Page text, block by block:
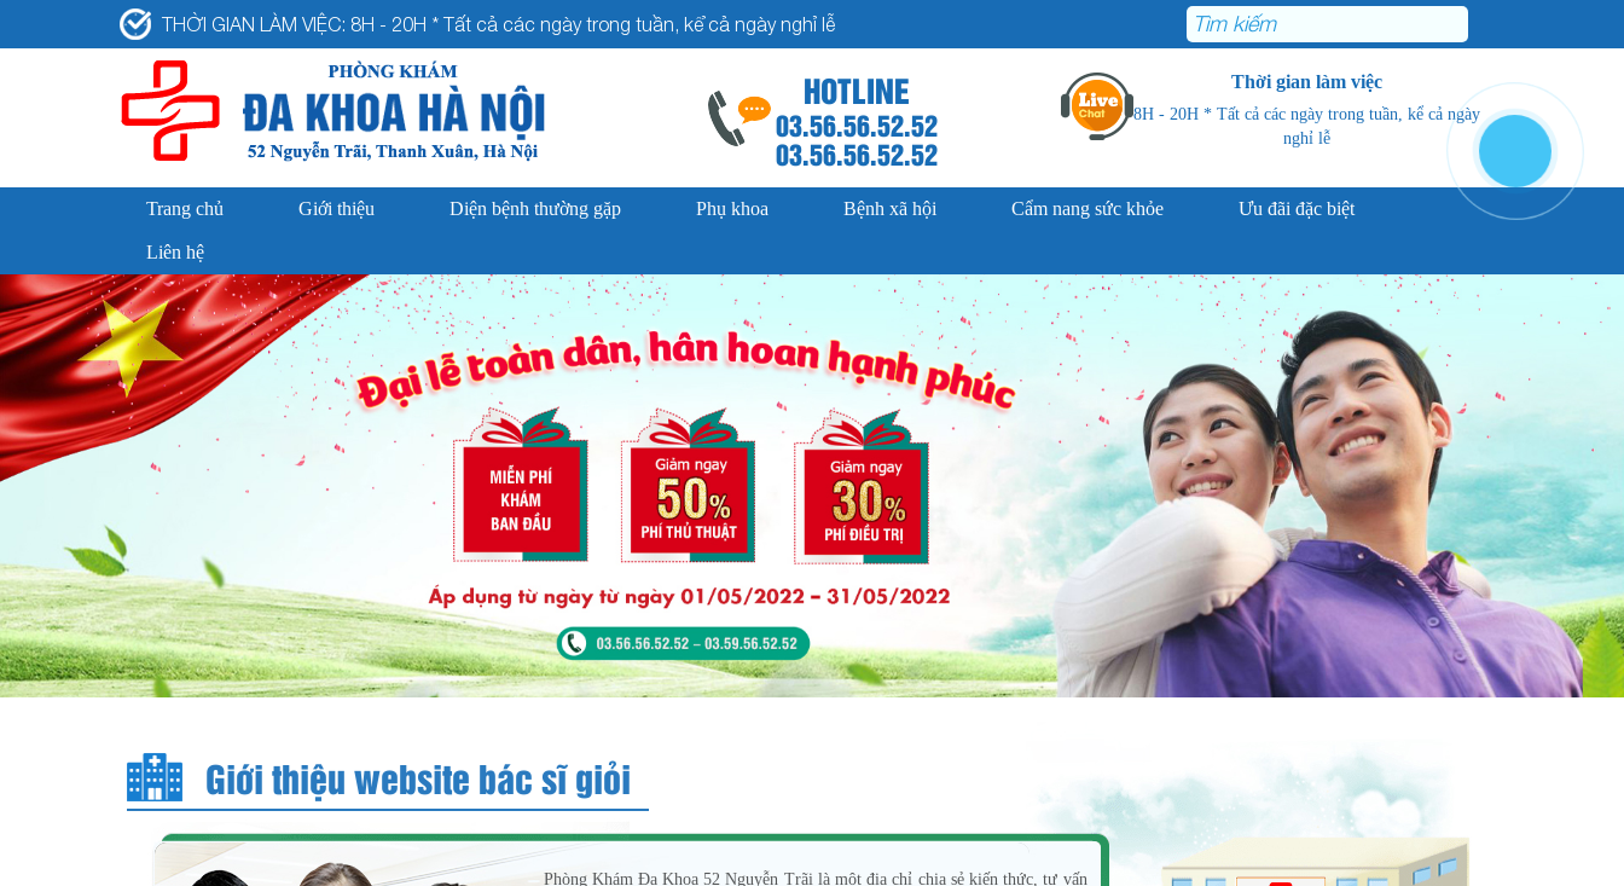
THỜI GIAN LÀM VIỆC: 8H - 20H * Tất cả các ngày trong tuần, kể cả ngày nghỉ lễ
HOTLINE
03.56.56.52.52
03.56.56.52.52
Thời gian làm việc
8H - 20H * Tất cả các ngày trong tuần, kể cả ngày
nghỉ lễ
Trang chủ Giới thiệu Diện bệnh thường gặp Phụ khoa Bệnh xã hội Cẩm nang sức khỏe Ưu đãi đặc biệt
Liên hệ
Giới thiệu website bác sĩ giỏi
Phòng Khám Đa Khoa 52 Nguyễn Trãi là một địa chỉ chia sẻ kiến thức, tư vấn